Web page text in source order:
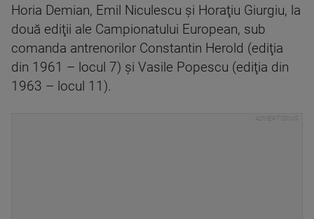
Horia Demian, Emil Niculescu şi Horaţiu Giurgiu, la
două ediţii ale Campionatului European, sub
comanda antrenorilor Constantin Herold (ediţia
din 1961 – locul 7) şi Vasile Popescu (ediţia din
1963 – locul 11).